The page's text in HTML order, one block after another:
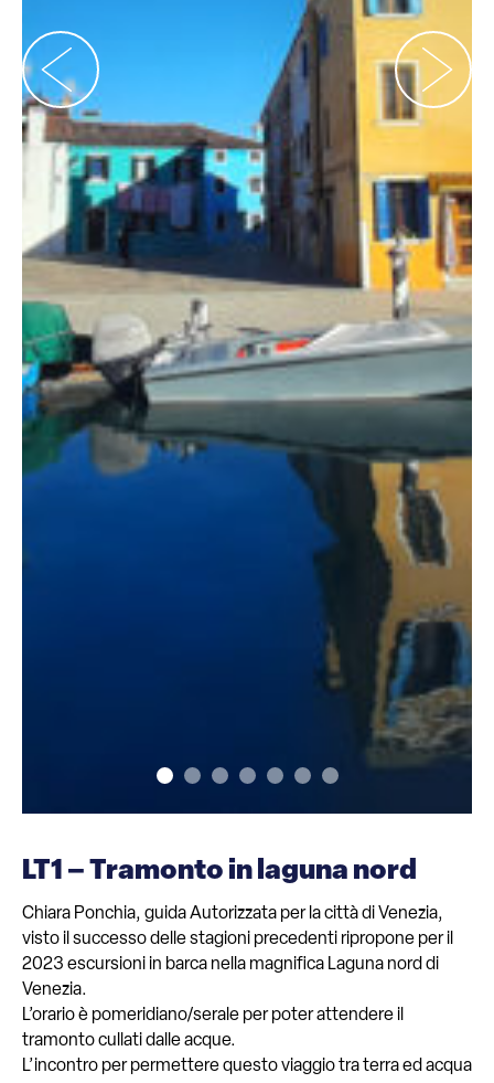
LT1 – Tramonto in laguna nord
Chiara Ponchia, guida Autorizzata per la città di Venezia,
visto il successo delle stagioni precedenti ripropone per il
2023 escursioni in barca nella magnifica Laguna nord di
Venezia.
L’orario è pomeridiano/serale per poter attendere il
tramonto cullati dalle acque.
L’incontro per permettere questo viaggio tra terra ed acqua